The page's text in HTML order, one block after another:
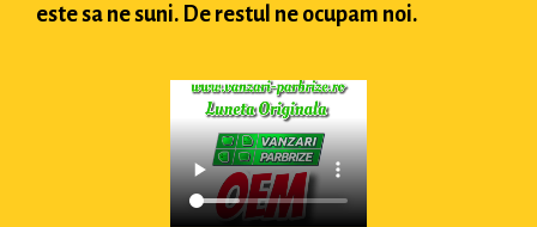
este sa ne suni. De restul ne ocupam noi.